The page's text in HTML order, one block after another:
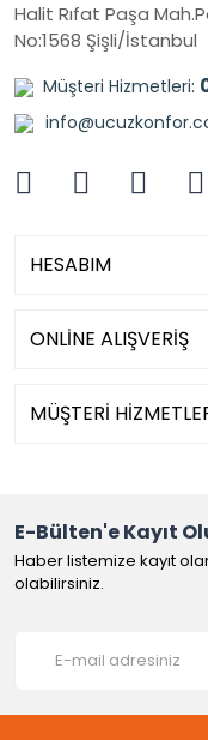
Halit Rıfat Paşa
No:1568 Şişli/İstanbul
Müşteri Hizmetleri:
HESABIM
ONLİNE ALIŞVERİŞ
MÜŞTERİ
E-Bülten'e Kayıt
Haber listemize kayıt
olabilirsiniz.